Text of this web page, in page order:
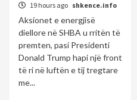
19 hours ago shkence.info
Aksionet e energjisë
diellore në SHBA u rritën të
premten, pasi Presidenti
Donald Trump hapi një front
të ri në luftën e tij tregtare
me...